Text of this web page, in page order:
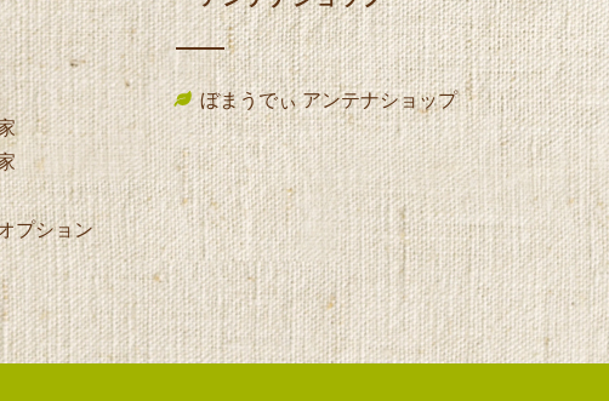
プション
ぼまうでぃ アンテナショップ